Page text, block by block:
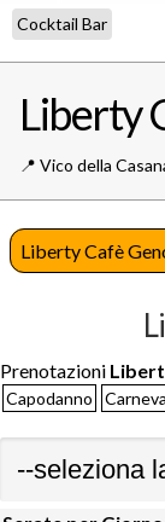
Cocktail Bar
Liberty
📍️ Vico della
Liberty Cafè
Prenotazioni
Capodanno